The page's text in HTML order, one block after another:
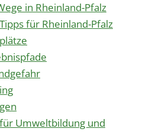
in Rheinland-Pfalz
für Rheinland-Pfalz
Umweltbildung und